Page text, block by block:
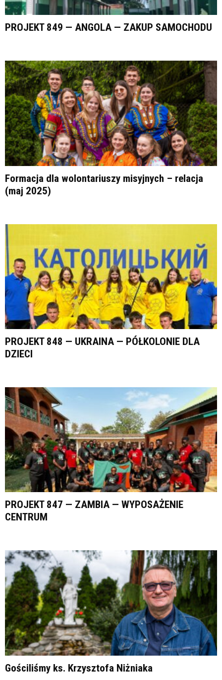
PROJEKT 849 — ANGOLA — ZAKUP SAMOCHODU
Formacja dla wolontariuszy misyjnych – relacja
(maj 2025)
PROJEKT 848 — UKRAINA — PÓŁKOLONIE DLA
DZIECI
PROJEKT 847 — ZAMBIA — WYPOSAŻENIE
CENTRUM
Gościliśmy ks. Krzysztofa Niżniaka